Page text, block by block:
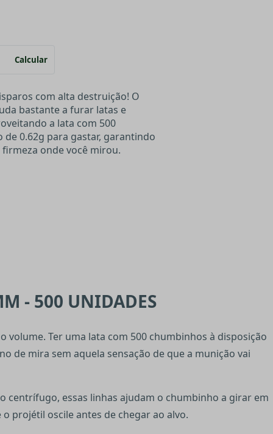
Calcular
com alta destruição! O
bastante a furar latas e
a lata com 500
0.62g para gastar, garantindo
onde você mirou.
- 500 UNIDADES
Ter uma lata com 500 chumbinhos à disposição
de mira sem aquela sensação de que a munição vai
centrífugo, essas linhas ajudam o chumbinho a girar em
projétil oscile antes de chegar ao alvo.